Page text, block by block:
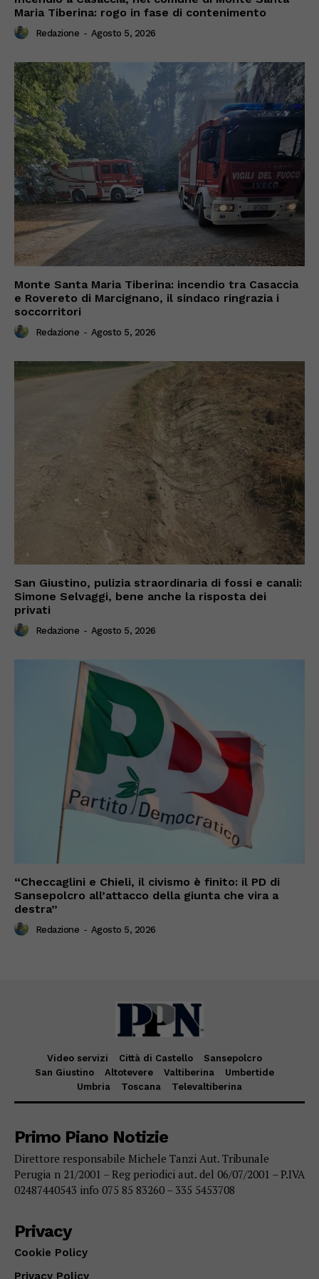
Maria Tiberina: rogo in fase di contenimento
Redazione - Agosto 5, 2026
Monte Santa Maria Tiberina: incendio tra Casaccia
e Rovereto di Marcignano, il sindaco ringrazia i
soccorritori
Redazione - Agosto 5, 2026
San Giustino, pulizia straordinaria di fossi e canali:
Simone Selvaggi, bene anche la risposta dei
privati
Redazione - Agosto 5, 2026
“Checcaglini e Chieli, il civismo è finito: il PD di
Sansepolcro all’attacco della giunta che vira a
destra”
Redazione - Agosto 5, 2026
Video servizi Città di Castello
Sansepolcro
San Giustino
Altotevere Valtiberina
Umbertide
Umbria
Toscana Televaltiberina
Primo Piano Notizie
Direttore responsabile Michele Tanzi Aut. Tribunale
Perugia n 21/2001 – Reg periodici aut. del 06/07/2001 – P.IVA
02487440543 info 075 85 83260 – 335 5453708
Privacy
Cookie Policy
Privacy Policy